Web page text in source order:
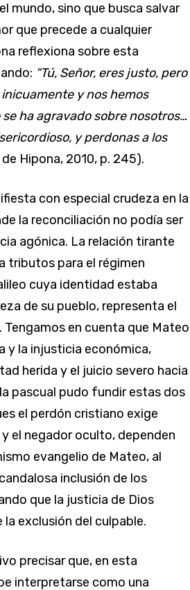
mundo, sino que busca salvar
que precede a cualquier
reflexiona sobre esta
“Tú, Señor, eres justo, pero
y nos hemos
ha agravado sobre nosotros…
y perdonas a los
Hipona, 2010, p. 245).
con especial crudeza en la
la reconciliación no podía ser
agónica. La relación tirante
tributos para el régimen
cuya identidad estaba
de su pueblo, representa el
en cuenta que Mateo
y la injusticia económica,
herida y el juicio severo hacia
pascual pudo fundir estas dos
el perdón cristiano exige
el negador oculto, dependen
evangelio de Mateo, al
inclusión de los
que la justicia de Dios
exclusión del culpable.
precisar que, en esta
interpretarse como una